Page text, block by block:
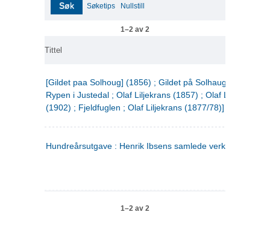
Søk Søketips Nullstill
1–2 av 2
Tittel
[Gildet paa Solhoug] (1856) ; Gildet på Solhaug (1883) ;
Rypen i Justedal ; Olaf Liljekrans (1857) ; Olaf Liljekrans
(1902) ; Fjeldfuglen ; Olaf Liljekrans (1877/78)]
Hundreårsutgave : Henrik Ibsens samlede verker. 3
1–2 av 2